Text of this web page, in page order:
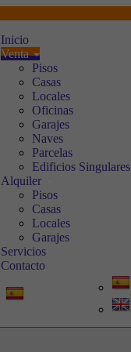
Inicio
Venta
Pisos
Casas
Locales
Oficinas
Garajes
Naves
Parcelas
Edificios Singulares
Alquiler
Pisos
Casas
Locales
Garajes
Servicios
Contacto